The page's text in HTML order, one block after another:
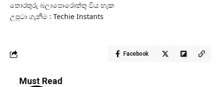
තොරතුරු බලාපොරොත්තු විය හැක
උපුටා ගැනීම : Techie Instants
Facebook
Must Read